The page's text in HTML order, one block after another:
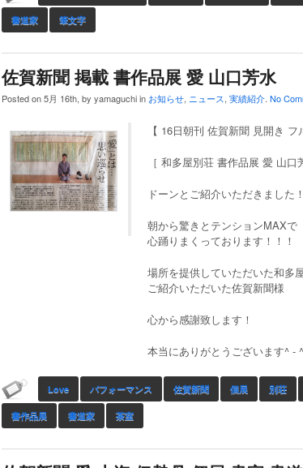
書道家 筆文字
佐賀新聞 掲載 書作品展 愛 山口芳水
Posted on 5月 16th, by yamaguchi in お知らせ, ニュース, 実績紹介. No
【 16日朝刊 佐賀新聞 見開き フ
［ 和多屋別荘 書作品展 愛 山口
ドーンとご紹介いただきました
朝から驚きとテンションMAXで
心踊りまくっております！！！
場所を提供していただいた和多
ご紹介いただいた佐賀新聞様
心から感謝致します！
本当にありがとうございます^ - ^
Love パフォーマンス 佐賀新聞 個展 別荘
書作品展 書道家 茶室